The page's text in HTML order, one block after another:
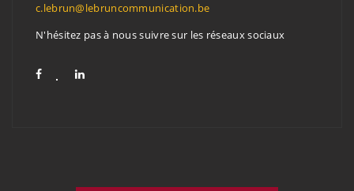
c.lebrun@lebruncommunication.be
N'hésitez pas à nous suivre sur les réseaux sociaux